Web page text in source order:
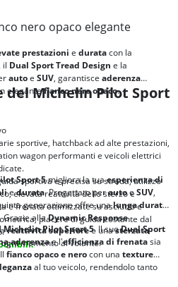
nero opaco elegante
prestazioni e duratacon la
il Dual Sport Tread Design e la
autoe SUV, garantisce aderenza
elegantefianco nero opaco.
del Michelin Pilot Sport
sportive, hatchback ad alte prestazioni,
wagon performanti e veicoli elettrici
sportiva e precisa su strada; utilizzo
elevata reattività dello sterzo e
e frenata ottimizzate su asciutto e
piacere di guida costante dal
Sport 5migliora la tuaesperienza di
edurata. Progettato perautoeSUV,
generazione offre unalunga durata
. Grazie allaDynamic Response
reattività superioree unasterzata
momento al volante.
Michelin Pilot Sport 5. Il suoDual Sport
aderenzae l'efficienza di frenatasia
fianco opaco e nerocon una texture
al tuo veicolo, rendendolo tanto